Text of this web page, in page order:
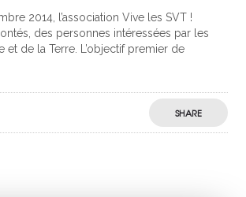
2014, l’association Vive les SVT !
des personnes intéressées par les
et de la Terre. L’objectif premier de
SHARE